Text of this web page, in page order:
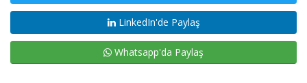
LinkedIn'de Paylaş
Whatsapp'da Paylaş